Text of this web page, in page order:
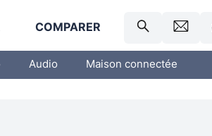
COMPARER
Audio Maison connectée